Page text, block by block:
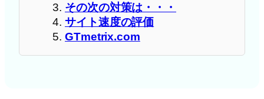
その次の対策は・・・
サイト速度の評価
GTmetrix.com